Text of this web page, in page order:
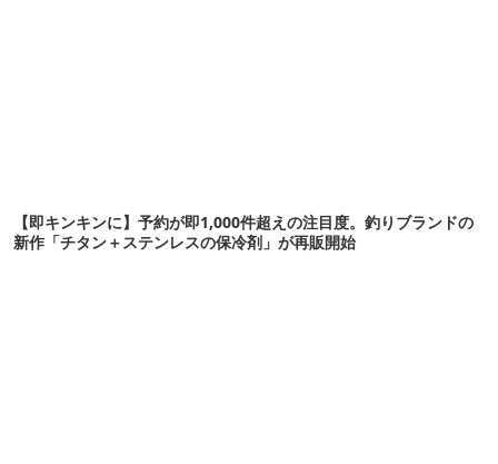
【即キンキンに】予約が即1,000件超えの注目度。釣りブランドの
新作「チタン＋ステンレスの保冷剤」が再販開始